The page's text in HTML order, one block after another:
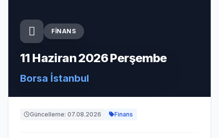
FINANS
11 Haziran 2026 Perşembe
Borsa İstanbul
Güncelleme: 07.08.2026 Finans